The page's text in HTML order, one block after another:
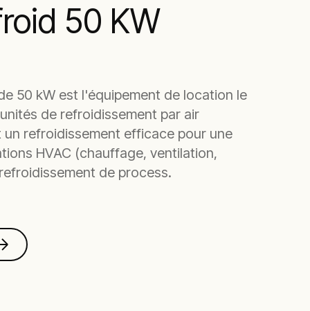
50 KW
50 kW est l'équipement de location le
de refroidissement par air
un refroidissement efficace pour une
HVAC (chauffage, ventilation,
de process.